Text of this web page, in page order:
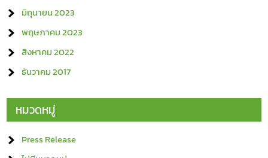
มิถุนายน 2023
พฤษภาคม 2023
สิงหาคม 2022
ธันวาคม 2017
หมวดหมู่
Press Release